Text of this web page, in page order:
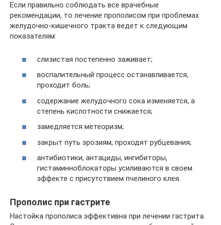
Если правильно соблюдать все врачебные
рекомендации, то лечение прополисом при проблемах
желудочно-кишечного тракта ведет к следующим
показателям:
слизистая постепенно заживает;
воспалительный процесс останавливается,
проходит боль;
содержание желудочного сока изменяется, а
степень кислотности снижается;
замедляется метеоризм;
закрыт путь эрозиям, проходят рубцевания;
антибиотики, антациды, ингибиторы,
гистаминноблокаторы усиливаются в своем
эффекте с присутствием пчелиного клея.
Прополис при гастрите
Настойка прополиса эффективна при лечении гастрита.